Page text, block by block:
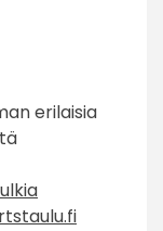
erilaisia